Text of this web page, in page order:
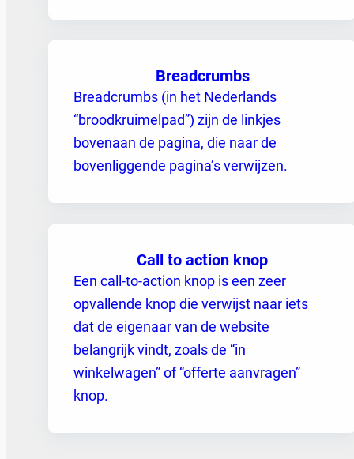
Breadcrumbs
Breadcrumbs (in het Nederlands
“broodkruimelpad”) zijn de linkjes
bovenaan de pagina, die naar de
bovenliggende pagina’s verwijzen.
Call to action knop
Een call-to-action knop is een zeer
opvallende knop die verwijst naar iets
dat de eigenaar van de website
belangrijk vindt, zoals de “in
winkelwagen” of “offerte aanvragen”
knop.